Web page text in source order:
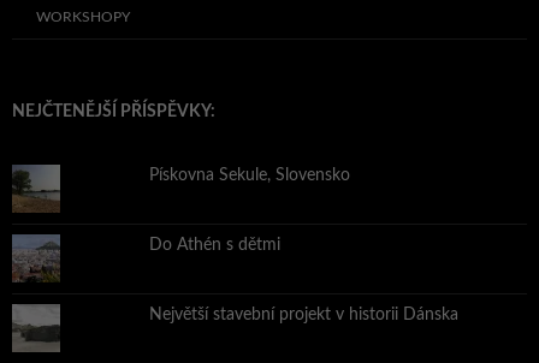
WORKSHOPY
NEJČTENĚJŠÍ PŘÍSPĚVKY:
Pískovna Sekule, Slovensko
Do Athén s dětmi
Největší stavební projekt v historii Dánska